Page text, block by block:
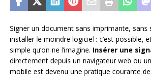
Signer un document sans imprimante, sans
installer le moindre logiciel : c’est possible,
simple qu’on ne l’imagine. Insérer une
directement depuis un navigateur web ou
mobile est devenu une pratique courante